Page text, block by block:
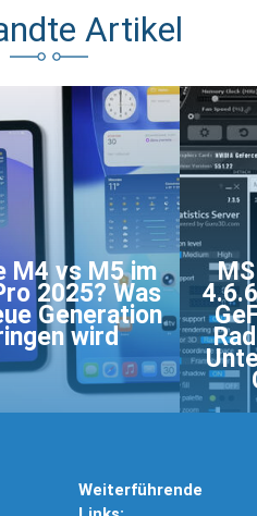
Artikel
M4 vs M5 im
2025? Was
Generation
wird
Weiterführende